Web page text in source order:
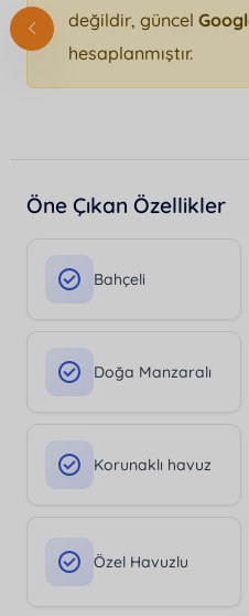
değildir, güncel
hesaplanmıştır.
Öne Çıkan Özellikler
Bahçeli
Doğa Manzaralı
Korunaklı havuz
Özel Havuzlu